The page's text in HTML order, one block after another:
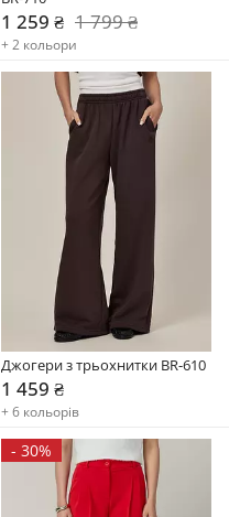
1 259 ₴ 1 799 ₴
+ 2 кольори
Джогери з трьохнитки BR-610
1 459 ₴
+ 6 кольорів
- 30%